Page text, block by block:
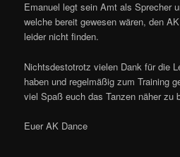
Emanuel legt sein Amt als Sprecher
welche bereit gewesen wären, den
leider nicht finden.
Nichtsdestotrotz vielen Dank für die
haben und regelmäßig zum Training
viel Spaß euch das Tanzen näher zu
Euer AK Dance